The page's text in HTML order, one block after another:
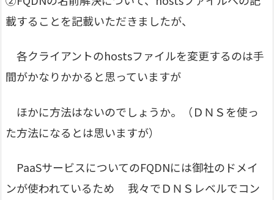
載することを記載いただきましたが、
各クライアントのhostsファイルを変更するのは手
間がかなりかかると思っていますが
ほかに方法はないのでしょうか。（ＤＮＳを使っ
た方法になるとは思いますが）
PaaSサービスについてのFQDNには御社のドメイ
ンが使われているため 我々でＤＮＳレベルでコン